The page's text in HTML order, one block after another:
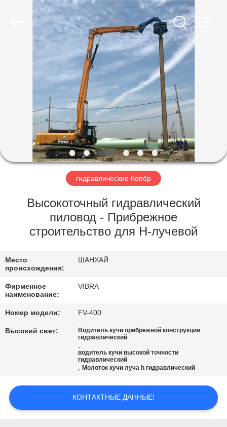
ПРОДУКТЫ
ШОУ
О
ПУТЕШЕСТВИЕ
ФАБРИКИ
ПРОВЕРКА
КАЧЕСТВА
СВЯЖИТЕСЬ
МЫ
СЛУЧАИ
гидравлические Копёр
Высокоточный гидравлический
пиловод - Прибрежное
строительство для H-лучевой
Место
происхождения:
ШАНХАЙ
Фирменное
наименование:
VIBRA
Номер модели: FV-400
Высокий свет:
Водитель кучи прибрежной конструкции
гидравлический
,
водитель кучи высокой точности
гидравлический
,Молоток кучи луча h гидравлический
КОНТАКТНЫЕ ДАННЫЕ!